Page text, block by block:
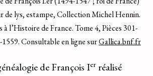
de lys, estampe, Collection Michel Hennin.
à l’Histoire de France. Tome 4, Pièces 301-
Consultable en ligne surGallica.bnf.fr
de François Ier réalisé